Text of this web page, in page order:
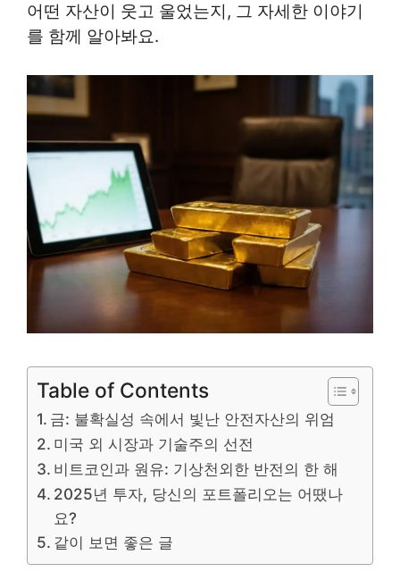
어떤 자산이 웃고 울었는지, 그 자세한 이야기
를 함께 알아봐요.
Table of Contents
금: 불확실성 속에서 빛난 안전자산의 위엄
미국 외 시장과 기술주의 선전
비트코인과 원유: 기상천외한 반전의 한 해
2025년 투자, 당신의 포트폴리오는 어땠나
요?
같이 보면 좋은 글